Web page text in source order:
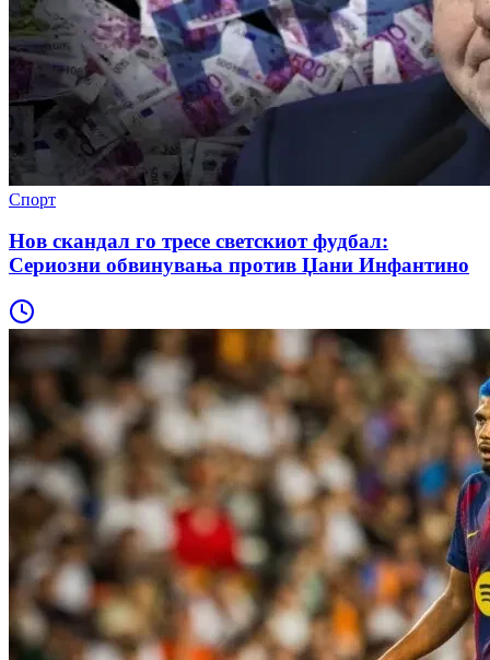
Спорт
Нов скандал го тресе светскиот фудбал:
Сериозни обвинувања против Џани Инфантино